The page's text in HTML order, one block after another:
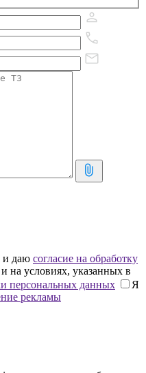
и даю согласие на обработку
на условиях, указанных в
персональных данных
Я
рекламы